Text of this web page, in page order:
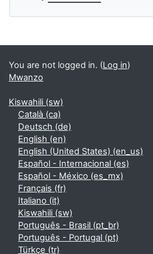
Supplementary blocks
You are not logged in. (Log in)
Mwanzo
Kiswahili ‎(sw)‎
Català ‎(ca)‎
Deutsch ‎(de)‎
English ‎(en)‎
English (United States) ‎(en_us)‎
Español - Internacional ‎(es)‎
Español - México ‎(es_mx)‎
Français ‎(fr)‎
Italiano ‎(it)‎
Kiswahili ‎(sw)‎
Português - Brasil ‎(pt_br)‎
Português - Portugal ‎(pt)‎
Türkçe ‎(tr)‎